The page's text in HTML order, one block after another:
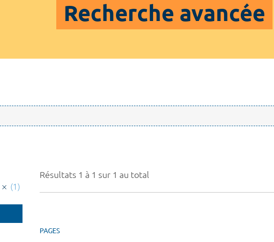
Recherche avancée
Résultats 1 à 1 sur 1 au total
PAGES
(1)